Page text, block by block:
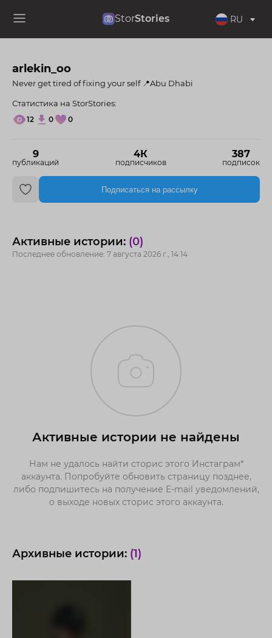
StorStories RU
arlekin_oo
9
публикаций
4К
подписчиков
387
подписок
Never get tired of fixing your self 📍Abu Dhabi
Статистика на StorStories:
12 0 0
Подписаться на рассылку
Активные истории: (0)
Последнее обновление: 7 августа 2026 г., 14:14
Активные истории не найдены
Нам не удалось найти сторис этого Инстаграм*
аккаунта. Попробуйте обновить страницу позднее,
либо подпишитесь на получение E-mail уведомлений,
о выходе новых сторис этого аккаунта.
Архивные истории: (1)